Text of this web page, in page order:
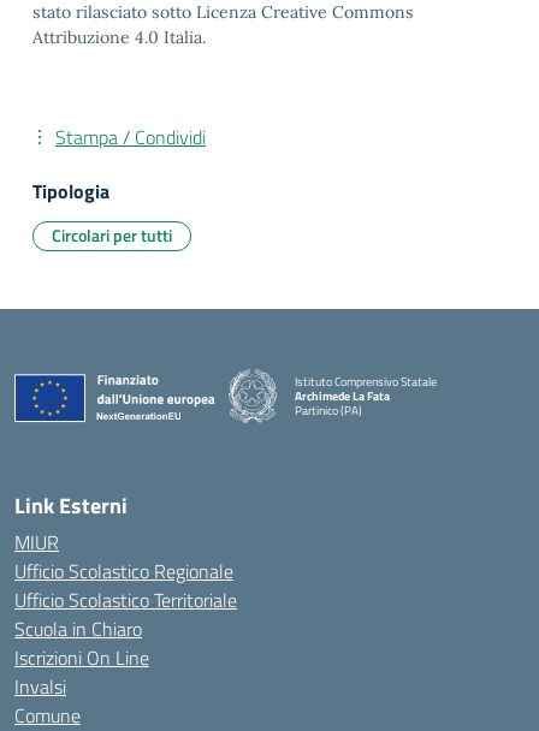
stato rilasciato sotto Licenza Creative Commons
Attribuzione 4.0 Italia.
Stampa / Condividi
Tipologia
Circolari per tutti
Istituto Comprensivo Statale
Archimede La Fata
Partinico (PA)
Link Esterni
MIUR
Ufficio Scolastico Regionale
Ufficio Scolastico Territoriale
Scuola in Chiaro
Iscrizioni On Line
Invalsi
Comune